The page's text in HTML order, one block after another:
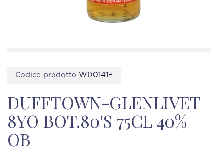
Codice prodotto WD0141E
DUFFTOWN-GLENLIVET
8YO BOT.80'S 75CL 40%
OB